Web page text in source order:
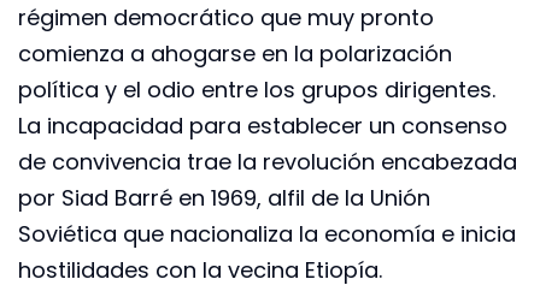
régimen democrático que muy pronto
comienza a ahogarse en la polarización
política y el odio entre los grupos dirigentes.
La incapacidad para establecer un consenso
de convivencia trae la revolución encabezada
por Siad Barré en 1969, alfil de la Unión
Soviética que nacionaliza la economía e inicia
hostilidades con la vecina Etiopía.